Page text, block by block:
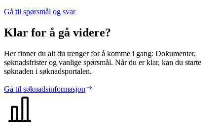
Gå til spørsmål og svar
Klar for å gå videre?
Her finner du alt du trenger for å komme i gang: Dokumenter,
søknadsfrister og vanlige spørsmål. Når du er klar, kan du starte
søknaden i søknadsportalen.
Gå til søknadsinformasjon